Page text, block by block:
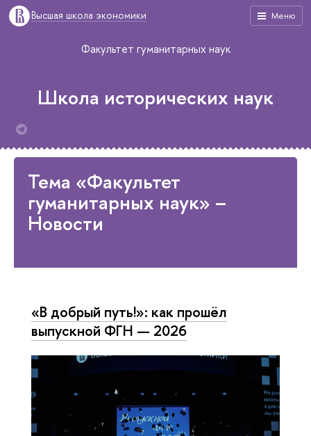
Меню
Высшая школа экономики
Факультет гуманитарных наук
Школа исторических наук
Тема «Факультет
гуманитарных наук» –
Новости
«В добрый путь!»: как прошёл
выпускной ФГН — 2026